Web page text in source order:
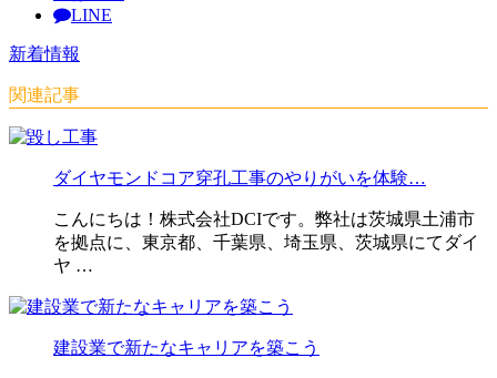
LINE
新着情報
関連記事
ダイヤモンドコア穿孔工事のやりがいを体験…
こんにちは！株式会社DCIです。弊社は茨城県土浦市
を拠点に、東京都、千葉県、埼玉県、茨城県にてダイ
ヤ …
建設業で新たなキャリアを築こう